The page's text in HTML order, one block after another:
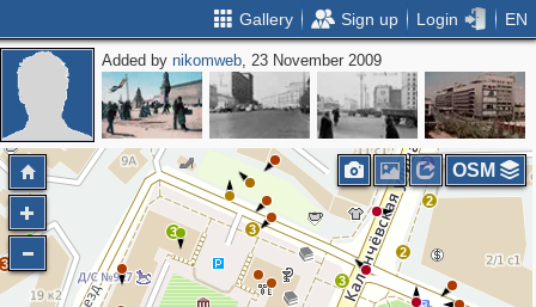
Gallery Sign up Login EN
Added bynikomweb, 23 November 2009
2
3
2
3
3
2
2
3
3
OSM